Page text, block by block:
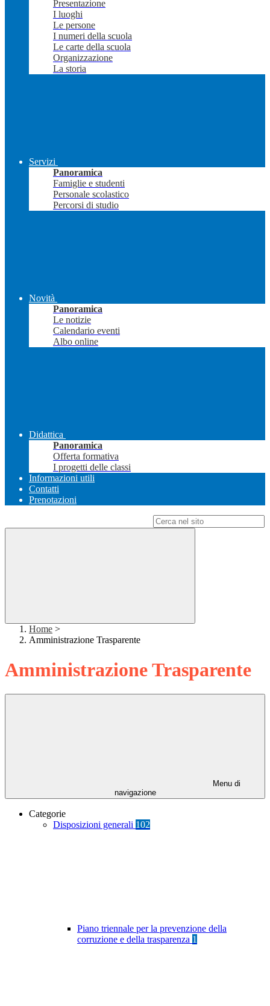
Presentazione
I luoghi
Le persone
I numeri della scuola
Le carte della scuola
Organizzazione
La storia
Servizi
Panoramica
Famiglie e studenti
Personale scolastico
Percorsi di studio
Novità
Panoramica
Le notizie
Calendario eventi
Albo online
Didattica
Panoramica
Offerta formativa
I progetti delle classi
Informazioni utili
Contatti
Prenotazioni
Home >
Amministrazione Trasparente
Amministrazione Trasparente
Menu di
navigazione
Categorie
Disposizioni generali 102
Piano triennale per la prevenzione della
corruzione e della trasparenza 1